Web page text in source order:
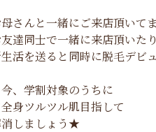
さんと一緒にご来店頂いて
達同士で一緒に来店頂い
活を送ると同時に脱毛デビ
、学割対象のうちに
身ツルツル肌目指して
しましょう★